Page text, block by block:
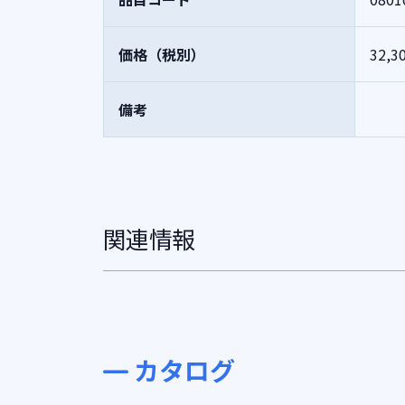
価格（税別）
備考
関連情報
カタログ